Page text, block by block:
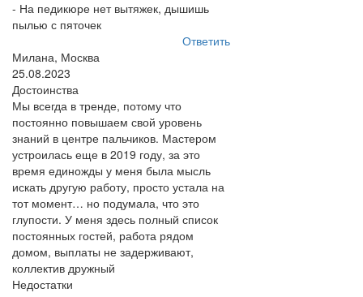
- На педикюре нет вытяжек, дышишь
пылью с пяточек
Ответить
Милана, Москва
25.08.2023
Достоинства
Мы всегда в тренде, потому что
постоянно повышаем свой уровень
знаний в центре пальчиков. Мастером
устроилась еще в 2019 году, за это
время единожды у меня была мысль
искать другую работу, просто устала на
тот момент… но подумала, что это
глупости. У меня здесь полный список
постоянных гостей, работа рядом
домом, выплаты не задерживают,
коллектив дружный
Недостатки